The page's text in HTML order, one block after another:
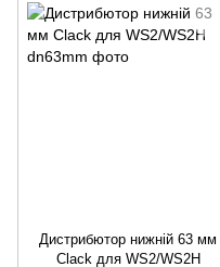
Дистрибютор нижній 63 мм
Clack для WS2/WS2H